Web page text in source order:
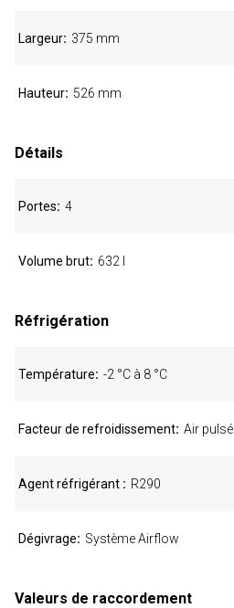
Largeur 375 mm
Hauteur 526 mm
Détails
Portes 4
Volume brut 632 l
Réfrigération
Température -2 °C à 8 °C
Facteur de refroidissement Air pulsé
Agent réfrigérant R290
Dégivrage Système Airflow
Valeurs de raccordement